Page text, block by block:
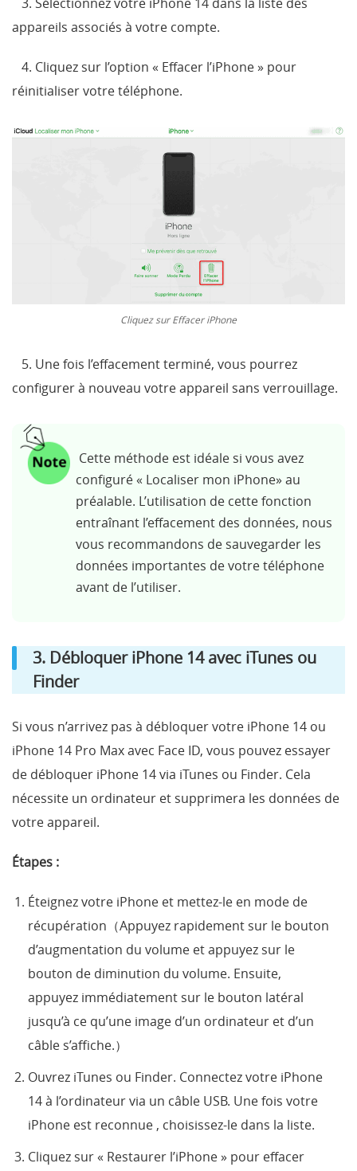
appareils associés à votre compte.
4. Cliquez sur l’option « Effacer l’iPhone » pour
réinitialiser votre téléphone.
Cliquez sur Effacer iPhone
5. Une fois l’effacement terminé, vous pourrez
configurer à nouveau votre appareil sans verrouillage.
Cette méthode est idéale si vous avez
configuré « Localiser mon iPhone» au
préalable. L’utilisation de cette fonction
entraînant l’effacement des données, nous
vous recommandons de sauvegarder les
données importantes de votre téléphone
avant de l’utiliser.
3. Débloquer iPhone 14 avec iTunes ou
Finder
Si vous n’arrivez pas à débloquer votre iPhone 14 ou
iPhone 14 Pro Max avec Face ID, vous pouvez essayer
de débloquer iPhone 14 via iTunes ou Finder. Cela
nécessite un ordinateur et supprimera les données de
votre appareil.
Étapes :
Éteignez votre iPhone et mettez-le en mode de
récupération（Appuyez rapidement sur le bouton
d’augmentation du volume et appuyez sur le
bouton de diminution du volume. Ensuite,
appuyez immédiatement sur le bouton latéral
jusqu’à ce qu’une image d’un ordinateur et d’un
câble s’affiche.）
Ouvrez iTunes ou Finder. Connectez votre iPhone
14 à l’ordinateur via un câble USB. Une fois votre
iPhone est reconnue , choisissez-le dans la liste.
Cliquez sur « Restaurer l’iPhone » pour effacer